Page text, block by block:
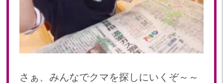
さぁ、みんなでクマを探しにいくぞ～～